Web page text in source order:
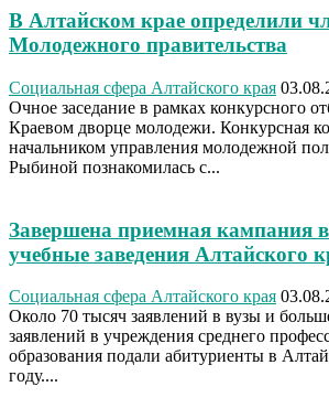
В Алтайском крае определили
Молодежного правительства
Социальная сфера Алтайского края
Очное заседание в рамках конкурсного
Краевом дворце молодежи. Конкурсная
начальником управления молодежной
Рыбиной познакомилась с...
Завершена приемная кампания
учебные заведения Алтайского
Социальная сфера Алтайского края
Около 70 тысяч заявлений в вузы и
заявлений в учреждения среднего
образования подали абитуриенты в
году....